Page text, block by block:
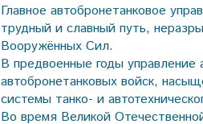
Главное автобронетанковое
трудный и славный путь,
Вооружённых Сил.
В предвоенные годы управление
автобронетанковых войск,
системы танко- и
Во время Великой